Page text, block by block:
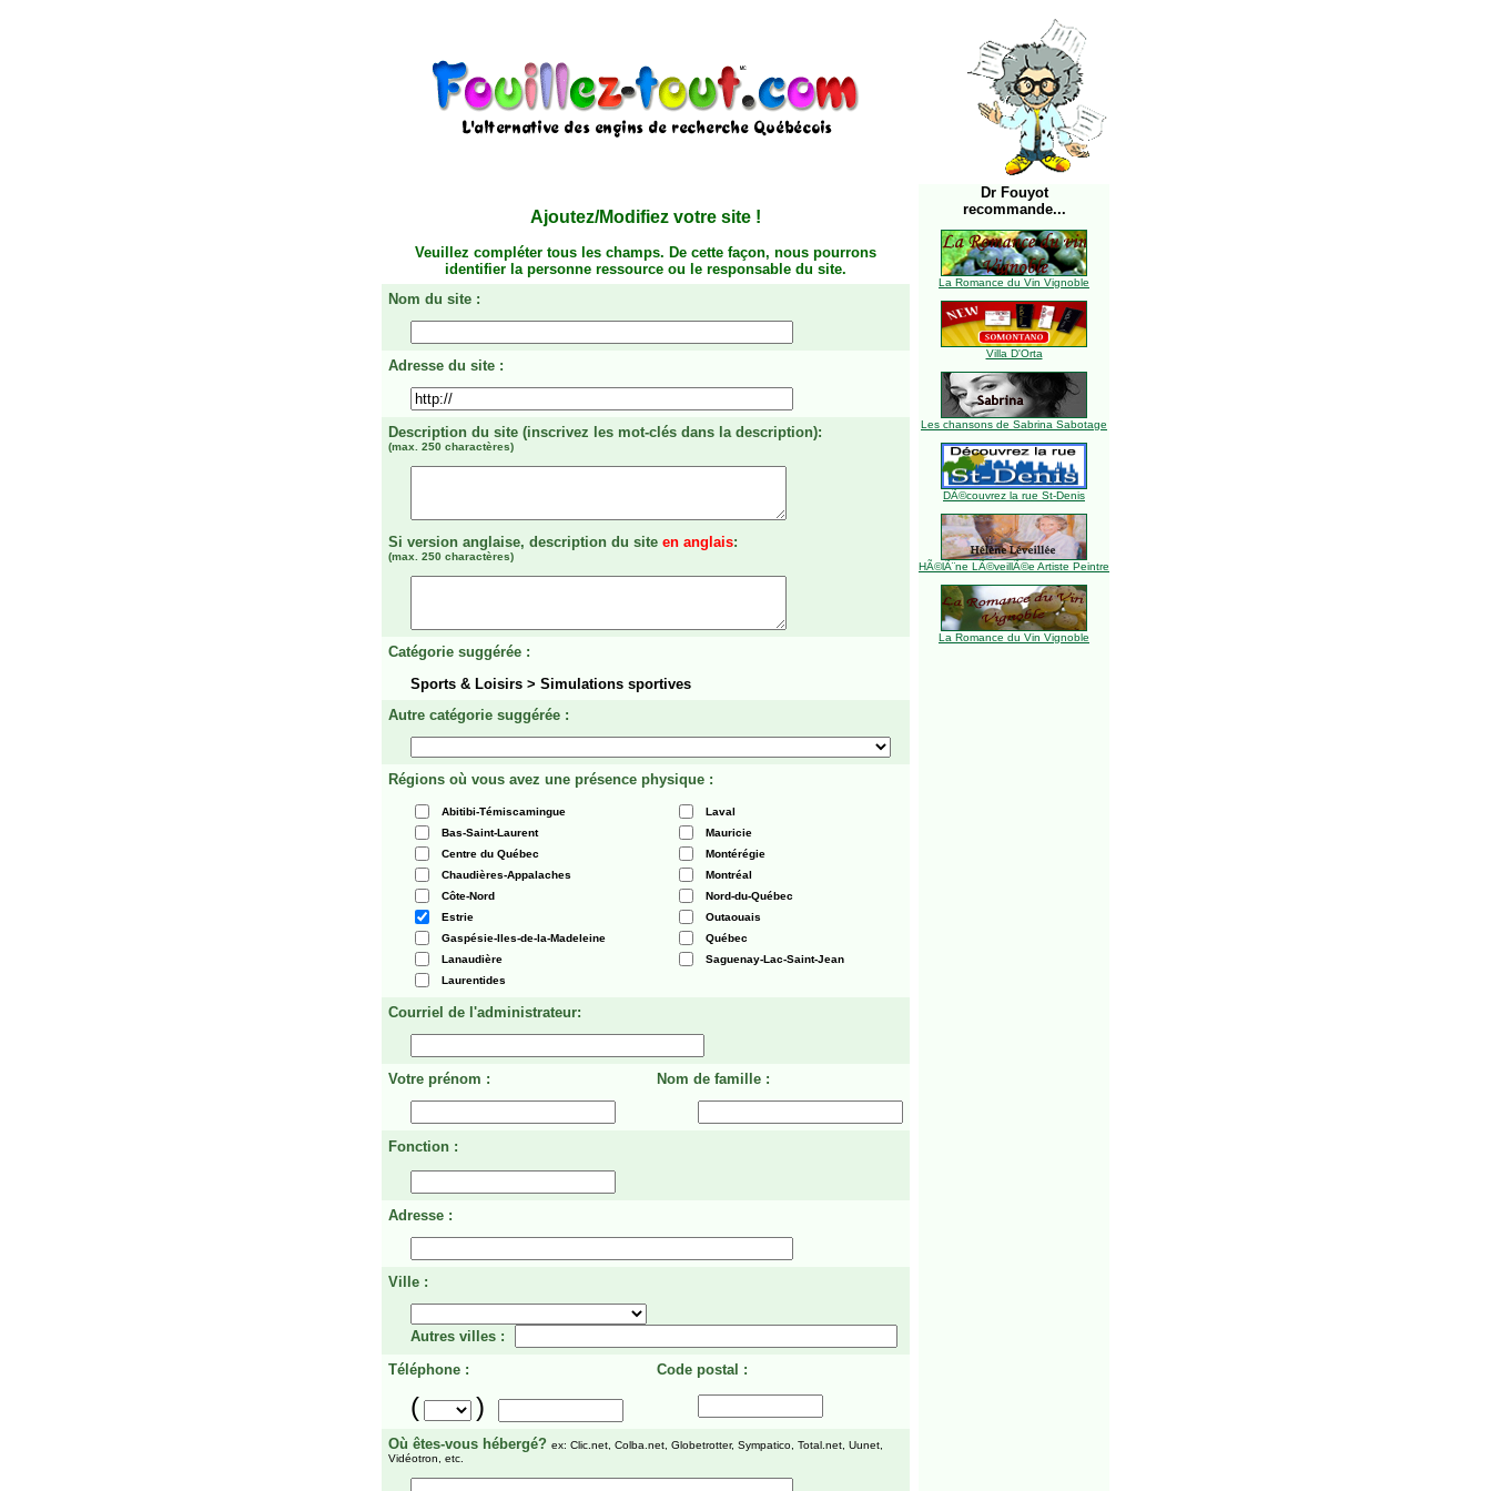
Ajoutez/Modifiez votre site !
Veuillez compléter tous les champs. De cette façon, nous pourrons
identifier la personne ressource ou le responsable du site.
Nom du site :
Adresse du site :
Description du site (inscrivez les mot-clés dans la description):
(max. 250 charactères)
Si version anglaise, description du site en anglais:
(max. 250 charactères)
Catégorie suggérée :
Sports & Loisirs > Simulations sportives
Autre catégorie suggérée :
Régions où vous avez une présence physique :
Abitibi-Témiscamingue
Laval
Bas-Saint-Laurent
Mauricie
Centre du Québec
Montérégie
Chaudières-Appalaches
Montréal
Côte-Nord
Nord-du-Québec
Estrie
Outaouais
Gaspésie-Iles-de-la-Madeleine
Québec
Lanaudière
Saguenay-Lac-Saint-Jean
Laurentides
Courriel de l'administrateur:
Votre prénom : Nom de famille :
Fonction :
Adresse :
Ville :
Autres villes :
Téléphone :
Code postal :
( )
Où êtes-vous hébergé? ex: Clic.net, Colba.net, Globetrotter, Sympatico, Total.net, Uunet,
Vidéotron, etc.
Dr Fouyot
recommande...
La Romance du Vin Vignoble
Villa D'Orta
Les chansons de Sabrina Sabotage
DÃ©couvrez la rue St-Denis
HÃ©lÃ¨ne LÃ©veillÃ©e Artiste Peintre
La Romance du Vin Vignoble